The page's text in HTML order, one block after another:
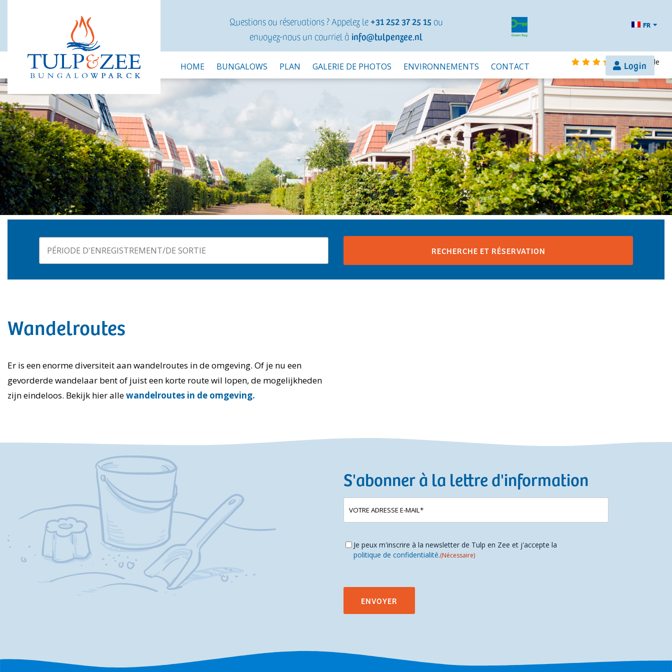
Questions ou réservations ? Appelez le+31 252 37 25 15 ou
envoyez-nous un courriel à info@tulpenzee.nl
FR
sur Google
HOME BUNGALOWS PLAN GALERIE DE PHOTOS ENVIRONNEMENTS CONTACT Login
Wandelroutes
Er is een enorme diversiteit aan wandelroutes in de omgeving. Of je nu een
gevorderde wandelaar bent of juist een korte route wil lopen, de mogelijkheden
zijn eindeloos. Bekijk hier allewandelroutes in de omgeving.
S'abonner à la lettre d'information
E-
mailadres
Instemming (Nécessaire)
Je peux m'inscrire à la newsletter de Tulp en Zee et j'accepte la
politique de confidentialité.(Nécessaire)